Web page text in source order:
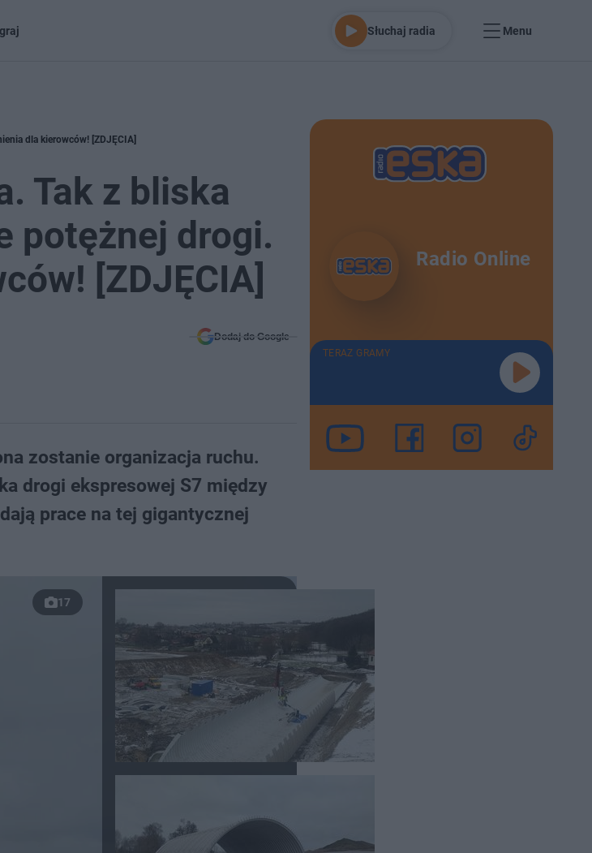
Słuchaj radia Menu
dla kierowców! [ZDJĘCIA]
Tak z bliska
potężnej drogi.
[ZDJĘCIA]
Dodaj do Google
zostanie organizacja ruchu.
drogi ekspresowej S7 między
prace na tej gigantycznej
17
Radio Online
TERAZ GRAMY